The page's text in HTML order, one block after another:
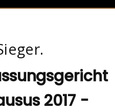
2017 -